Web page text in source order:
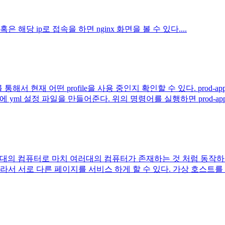
은 해당 ip로 접속을 하면 nginx 화면을 볼 수 있다....
통해서 현재 어떤 profile을 사용 중인지 확인할 수 있다. prod-
yml 설정 파일을 만들어준다. 위의 명령어를 실행하면 prod-
의 컴퓨터로 마치 여러대의 컴퓨터가 존재하는 것 처럼 동작
서 서로 다른 페이지를 서비스 하게 할 수 있다. 가상 호스트